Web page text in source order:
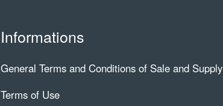
Informations
General Terms and Conditions of Sale and Supply
Terms of Use